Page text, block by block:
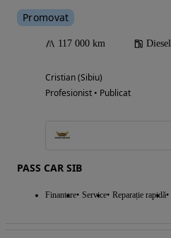
Promovat
117 000 km Diesel
Cristian (Sibiu)
Profesionist • Publicat
PASS CAR SIB
Finantare Service Reparație rapidă